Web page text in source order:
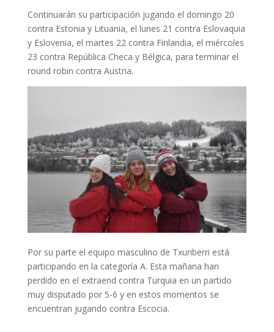
Continuarán su participación jugando el domingo 20
contra Estonia y Lituania, el lunes 21 contra Eslovaquia
y Eslovenia, el martes 22 contra Finlandia, el miércoles
23 contra República Checa y Bélgica, para terminar el
round robin contra Austria.
Por su parte el equipo masculino de Txuriberri está
participando en la categoría A. Esta mañana han
perdido en el extraend contra Turquia en un partido
muy disputado por 5-6 y en estos momentos se
encuentran jugando contra Escocia.